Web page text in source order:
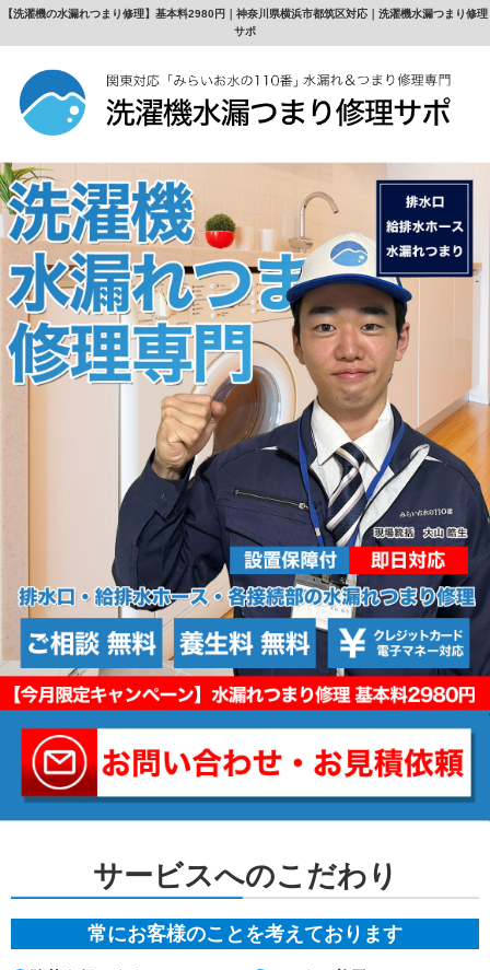
【洗濯機の水漏れつまり修理】基本料2980円｜神奈川県横浜市都筑区対応｜洗濯機水漏つまり修理
サポ
サービスへのこだわり
常にお客様のことを考えております